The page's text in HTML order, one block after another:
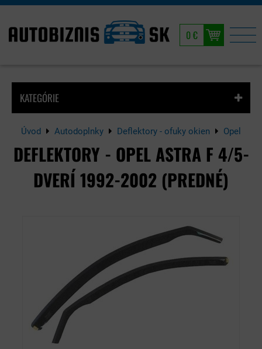
0 €
KATEGÓRIE
Úvod Autodoplnky Deflektory - ofuky okien Opel
DEFLEKTORY - OPEL ASTRA F 4/5-
DVERÍ 1992-2002 (PREDNÉ)